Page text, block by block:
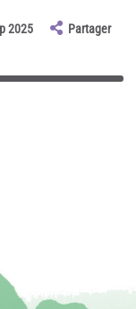
2025
Partager